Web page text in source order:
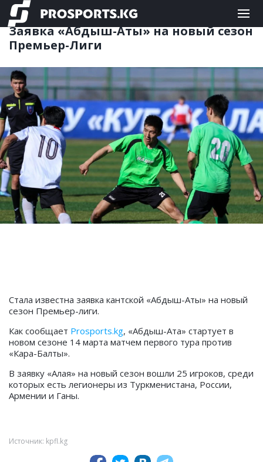
КЫРГЫЗСКИЙ ФУТБОЛ 10.03.2020 13:09
Заявка «Абдыш-Аты» на новый сезон
Премьер-Лиги
Стала известна заявка кантской «Абдыш-Аты» на новый
сезон Премьер-лиги.
Как сообщает Prosports.kg, «Абдыш-Ата» стартует в
новом сезоне 14 марта матчем первого тура против
«Кара-Балты».
В заявку «Алая» на новый сезон вошли 25 игроков, среди
которых есть легионеры из Туркменистана, России,
Армении и Ганы.
Источник: kpfl.kg